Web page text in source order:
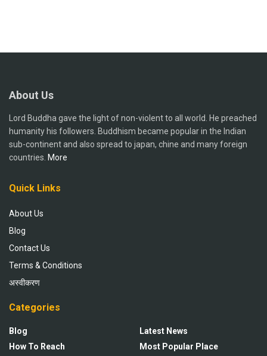
About Us
Lord Buddha gave the light of non-violent to all world. He preached
humanity his followers. Buddhism became popular in the Indian
sub-continent and also spread to japan, chine and many foreign
countries. More
Quick Links
About Us
Blog
Contact Us
Terms & Conditions
अस्वीकरण
Categories
Blog
How To Reach
Latest News
Most Popular Place